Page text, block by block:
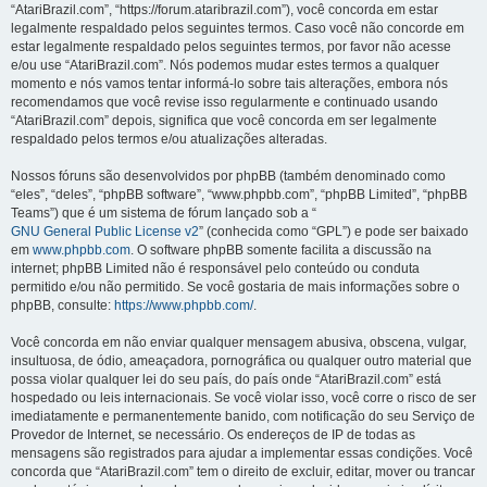
“AtariBrazil.com”, “https://forum.ataribrazil.com”), você concorda em estar
legalmente respaldado pelos seguintes termos. Caso você não concorde em
estar legalmente respaldado pelos seguintes termos, por favor não acesse
e/ou use “AtariBrazil.com”. Nós podemos mudar estes termos a qualquer
momento e nós vamos tentar informá-lo sobre tais alterações, embora nós
recomendamos que você revise isso regularmente e continuado usando
“AtariBrazil.com” depois, significa que você concorda em ser legalmente
respaldado pelos termos e/ou atualizações alteradas.
Nossos fóruns são desenvolvidos por phpBB (também denominado como
“eles”, “deles”, “phpBB software”, “www.phpbb.com”, “phpBB Limited”, “phpBB
Teams”) que é um sistema de fórum lançado sob a “
GNU General Public License v2” (conhecida como “GPL”) e pode ser baixado
em www.phpbb.com. O software phpBB somente facilita a discussão na
internet; phpBB Limited não é responsável pelo conteúdo ou conduta
permitido e/ou não permitido. Se você gostaria de mais informações sobre o
phpBB, consulte: https://www.phpbb.com/.
Você concorda em não enviar qualquer mensagem abusiva, obscena, vulgar,
insultuosa, de ódio, ameaçadora, pornográfica ou qualquer outro material que
possa violar qualquer lei do seu país, do país onde “AtariBrazil.com” está
hospedado ou leis internacionais. Se você violar isso, você corre o risco de ser
imediatamente e permanentemente banido, com notificação do seu Serviço de
Provedor de Internet, se necessário. Os endereços de IP de todas as
mensagens são registrados para ajudar a implementar essas condições. Você
concorda que “AtariBrazil.com” tem o direito de excluir, editar, mover ou trancar